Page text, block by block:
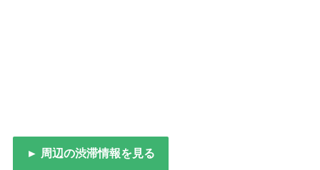
► 周辺の渋滞情報を見る